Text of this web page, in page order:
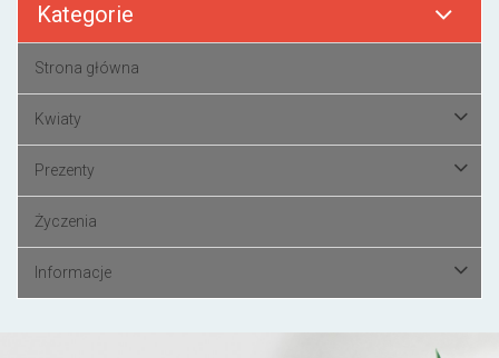
Kategorie
Strona główna
Kwiaty
Prezenty
Życzenia
Informacje